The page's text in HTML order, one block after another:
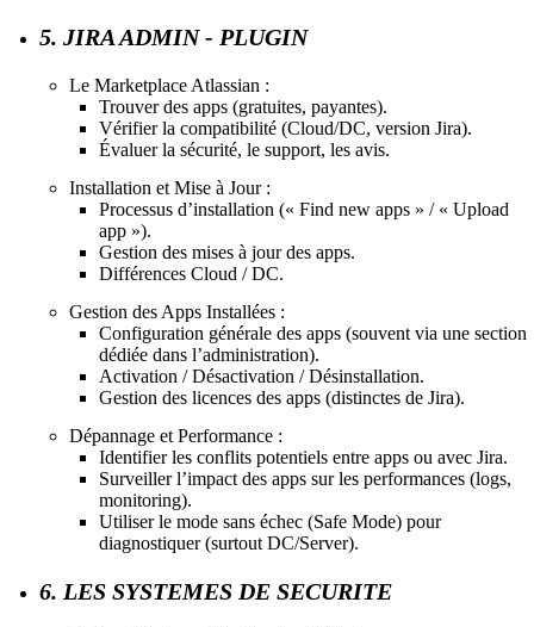
5. JIRA ADMIN - PLUGIN
Le Marketplace Atlassian :
Trouver des apps (gratuites, payantes).
Vérifier la compatibilité (Cloud/DC, version Jira).
Évaluer la sécurité, le support, les avis.
Installation et Mise à Jour :
Processus d’installation (« Find new apps » / « Upload
app »).
Gestion des mises à jour des apps.
Différences Cloud / DC.
Gestion des Apps Installées :
Configuration générale des apps (souvent via une section
dédiée dans l’administration).
Activation / Désactivation / Désinstallation.
Gestion des licences des apps (distinctes de Jira).
Dépannage et Performance :
Identifier les conflits potentiels entre apps ou avec Jira.
Surveiller l’impact des apps sur les performances (logs,
monitoring).
Utiliser le mode sans échec (Safe Mode) pour
diagnostiquer (surtout DC/Server).
6. LES SYSTEMES DE SECURITE